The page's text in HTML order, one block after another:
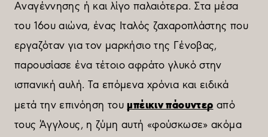
Αναγέννησης ή και λίγο παλαιότερα. Στα μέσα
του 16ου αιώνα, ένας Ιταλός ζαχαροπλάστης που
εργαζόταν για τον μαρκήσιο της Γένοβας,
παρουσίασε ένα τέτοιο αφράτο γλυκό στην
ισπανική αυλή. Τα επόμενα χρόνια και ειδικά
μετά την επινόηση τουμπέικιν πάουντερ από
τους Άγγλους, η ζύμη αυτή «φούσκωσε» ακόμα